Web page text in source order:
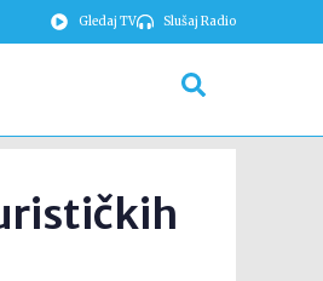
Gledaj TV Slušaj Radio